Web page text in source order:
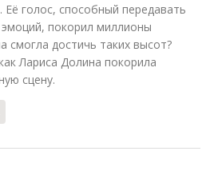
голос, способный передавать
покорил миллионы
смогла достичь таких высот?
Лариса Долина покорила
сцену.